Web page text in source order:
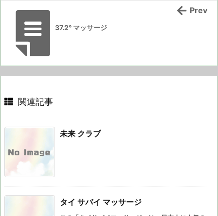
37.2° マッサージ
Prev
関連記事
未来 クラブ
タイ サバイ マッサージ